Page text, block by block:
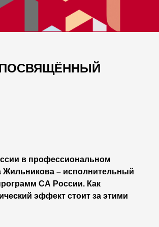
ПОСВЯЩЁННЫЙ
в профессиональном
Жильникова – исполнительный
СА России. Как
эффект стоит за этими